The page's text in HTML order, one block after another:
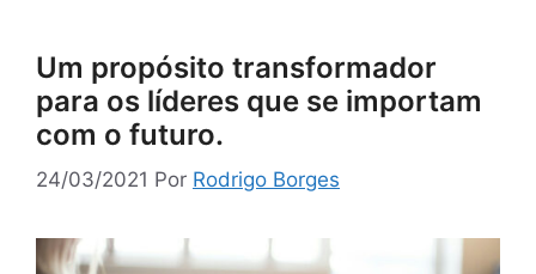
Um propósito transformador
para os líderes que se importam
com o futuro.
24/03/2021 Por Rodrigo Borges